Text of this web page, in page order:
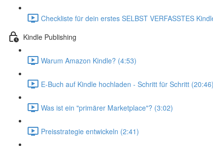
Checkliste für dein erstes SELBST VERFASSTES
Kindle Publishing
Warum Amazon Kindle? (4:53)
E-Buch auf Kindle hochladen - Schritt für Schritt (20:46)
Was ist ein "primärer Marketplace"? (3:02)
Preisstrategie entwickeln (2:41)